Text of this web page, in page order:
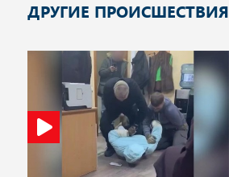
ДРУГИЕ ПРОИСШЕСТВИЯ